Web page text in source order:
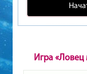
Игра «Ловец